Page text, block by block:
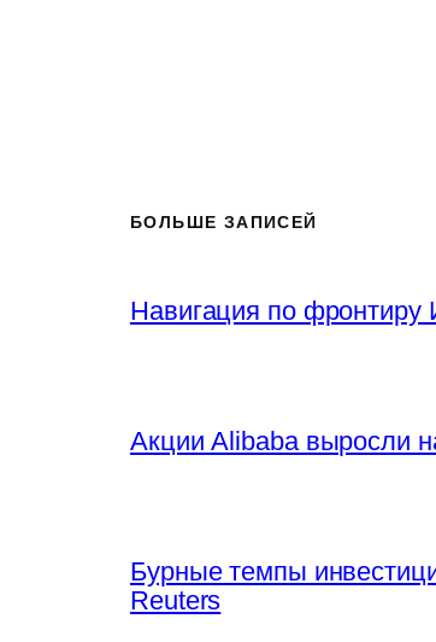
БОЛЬШЕ ЗАПИСЕЙ
Навигация по
Акции Alibaba выросли
Бурные темпы
Reuters